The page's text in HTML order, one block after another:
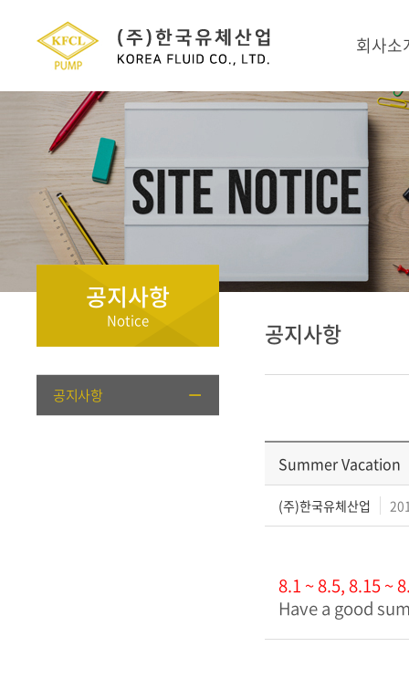
회사소
공지사항
Notice
공지사항
공지사항
Summer Vacation
(주)한국유체산업
8.1 ~ 8.5, 8.15 ~
Have a good